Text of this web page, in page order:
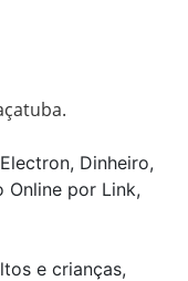
Dinheiro,
Online por Link,
e crianças,